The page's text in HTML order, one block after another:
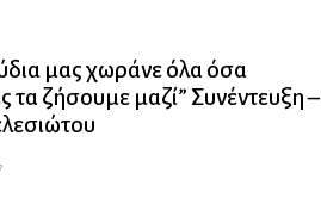
μας χωράνε όλα όσα
τα ζήσουμε μαζί” Συνέντευξη –